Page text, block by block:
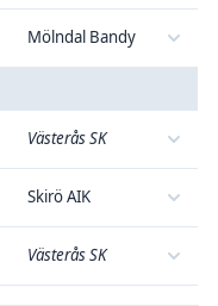
Mölndal Bandy
Västerås SK
Skirö AIK
Västerås SK